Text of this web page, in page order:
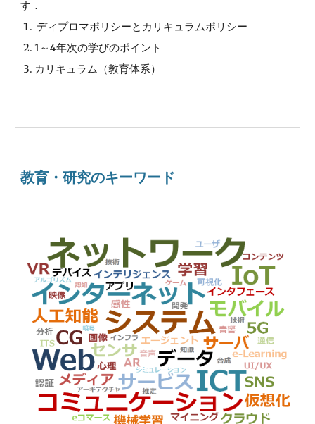
す．
ディプロマポリシーとカリキュラムポリシー
1～4年次の学びのポイント
カリキュラム（教育体系）
教育・研究のキーワード